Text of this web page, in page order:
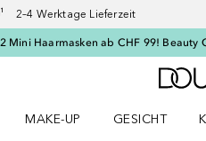
2–4 Werktage Lieferzeit
2 Mini Haarmasken ab CHF 99!
MAKE-UP
GESICHT